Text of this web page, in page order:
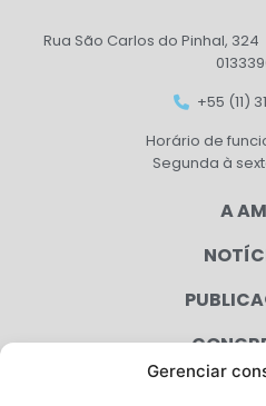
Gerenciar
Rua São Carlos do Pinhal,
+55 (11)
Horário de
Segunda à
A